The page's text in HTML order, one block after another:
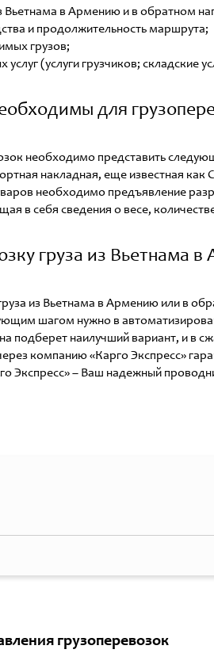
Вьетнама в Армению и в обратном
и продолжительность маршрута;
грузов;
(услуги грузчиков; складские
для
необходимо представить
накладная, еще известная как
необходимо предъявление
в себя сведения о весе,
груза из Вьетнама
из Вьетнама в Армению или в
шагом нужно в
подберет наилучший вариант, и в
компанию «Карго Экспресс»
Экспресс» – Ваш надежный
грузоперевозок